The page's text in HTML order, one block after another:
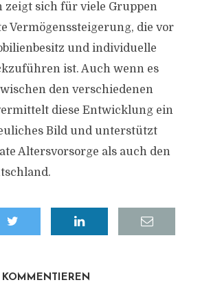
zeigt sich für viele Gruppen
Vermögenssteigerung, die vor
und individuelle
ist. Auch wenn es
den verschiedenen
diese Entwicklung ein
Bild und unterstützt
Altersvorsorge als auch den
KOMMENTIEREN